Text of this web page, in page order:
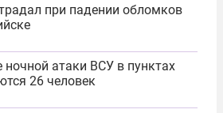
при падении обломков
ночной атаки ВСУ в пунктах
26 человек